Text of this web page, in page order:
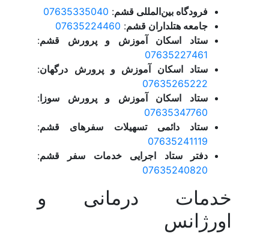
فرودگاه بین‌المللی قشم:
07635335040
جامعه هتلداران قشم:
07635224460
ستاد اسکان آموزش و پرورش قشم:
07635227461
ستاد اسکان آموزش و پرورش درگهان:
07635265222
ستاد اسکان آموزش و پرورش سوزا:
07635347760
ستاد دائمی تسهیلات سفرهای قشم:
07635241119
دفتر ستاد اجرایی خدمات سفر قشم:
07635240820
خدمات درمانی و
اورژانس